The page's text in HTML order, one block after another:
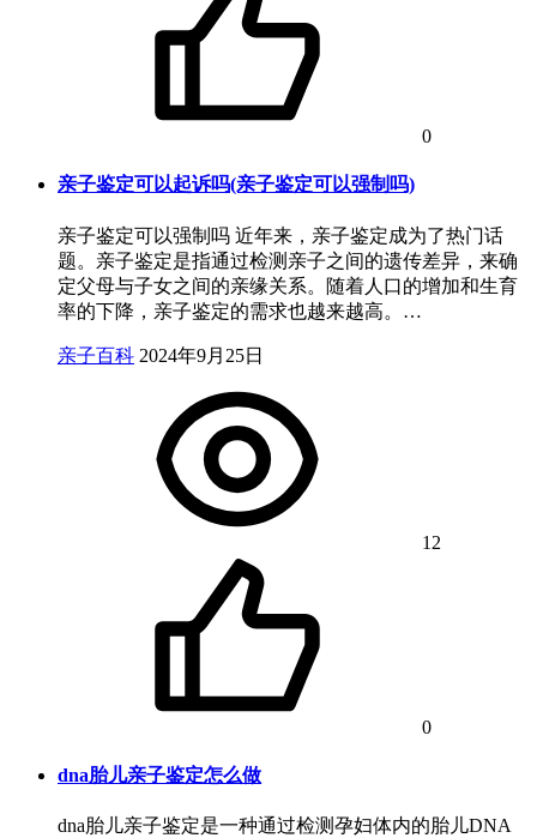
0
亲子鉴定可以起诉吗(亲子鉴定可以强制吗)
亲子鉴定可以强制吗 近年来，亲子鉴定成为了热门话
题。亲子鉴定是指通过检测亲子之间的遗传差异，来确
定父母与子女之间的亲缘关系。随着人口的增加和生育
率的下降，亲子鉴定的需求也越来越高。…
亲子百科 2024年9月25日
12
0
dna胎儿亲子鉴定怎么做
dna胎儿亲子鉴定是一种通过检测孕妇体内的胎儿DNA